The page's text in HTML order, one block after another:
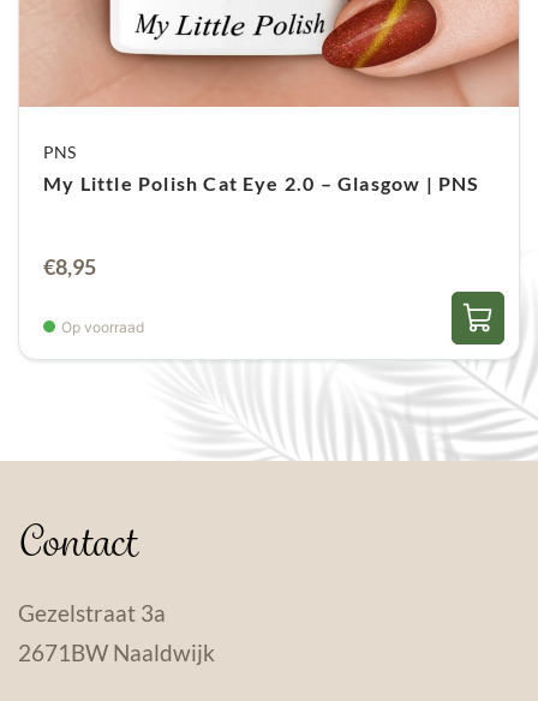
PNS
My Little Polish Cat Eye 2.0 – Glasgow | PNS
€8,95
Op voorraad
Contact
Gezelstraat 3a
2671BW Naaldwijk